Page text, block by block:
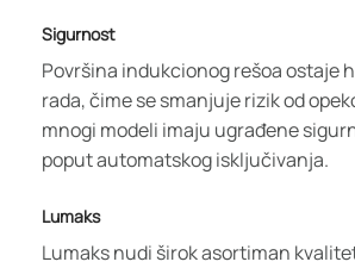
Sigurnost
Površina indukcionog rešoa ostaje
rada, čime se smanjuje rizik od
mnogi modeli imaju ugrađene
poput automatskog isključivanja.
Lumaks
Lumaks nudi širok asortiman